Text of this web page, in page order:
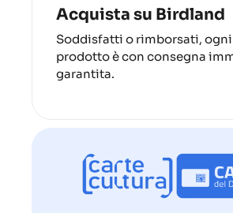
Acquista su Birdland
Soddisfatti o rimborsati,
prodotto è con consegna
garantita.